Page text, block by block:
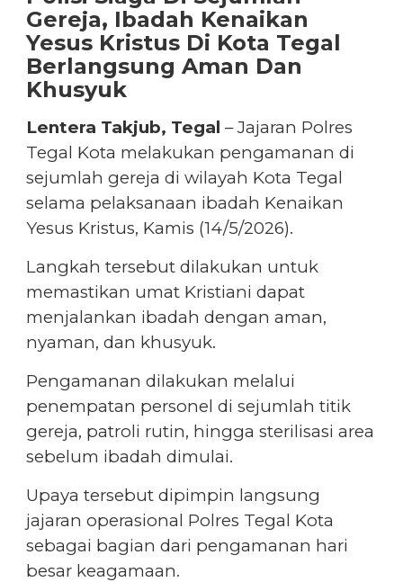
Gereja, Ibadah Kenaikan
Yesus Kristus Di Kota Tegal
Berlangsung Aman Dan
Khusyuk
Lentera Takjub, Tegal – Jajaran Polres
Tegal Kota melakukan pengamanan di
sejumlah gereja di wilayah Kota Tegal
selama pelaksanaan ibadah Kenaikan
Yesus Kristus, Kamis (14/5/2026).
Langkah tersebut dilakukan untuk
memastikan umat Kristiani dapat
menjalankan ibadah dengan aman,
nyaman, dan khusyuk.
Pengamanan dilakukan melalui
penempatan personel di sejumlah titik
gereja, patroli rutin, hingga sterilisasi area
sebelum ibadah dimulai.
Upaya tersebut dipimpin langsung
jajaran operasional Polres Tegal Kota
sebagai bagian dari pengamanan hari
besar keagamaan.